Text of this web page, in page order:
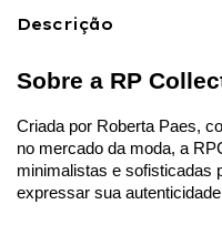
Descrição
Sobre a RP
Criada por Roberta Paes,
no mercado da moda, a
minimalistas e sofisticadas
expressar sua